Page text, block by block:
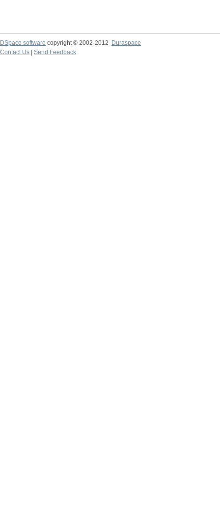
DSpace software copyright © 2002-2012
Duraspace
Contact Us
Send Feedback